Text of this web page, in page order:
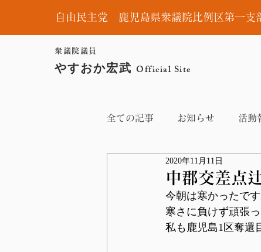
自由民主党 鹿児島県衆議院比例区第一支
衆議院議員
やすおか宏武 Official Site
全ての記事 お知らせ 活動
中郡交差点
2020年11月11日
今朝は寒かったで
寒さに負けず頑張
私も鹿児島1区奪還